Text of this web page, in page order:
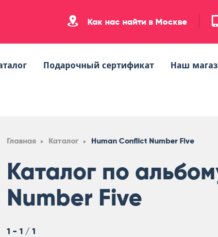
Как нас найти в Москве
Подарочный сертификат Наш
Главная Каталог Human Conflict Number Five
Каталог по
Number Five
1 - 1 / 1